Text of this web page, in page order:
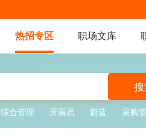
热招专区 职场文库
搜
综合管理 开票员 蔚蓝 采购